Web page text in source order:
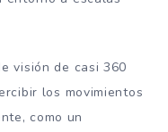
visión de casi 360
los movimientos
como un